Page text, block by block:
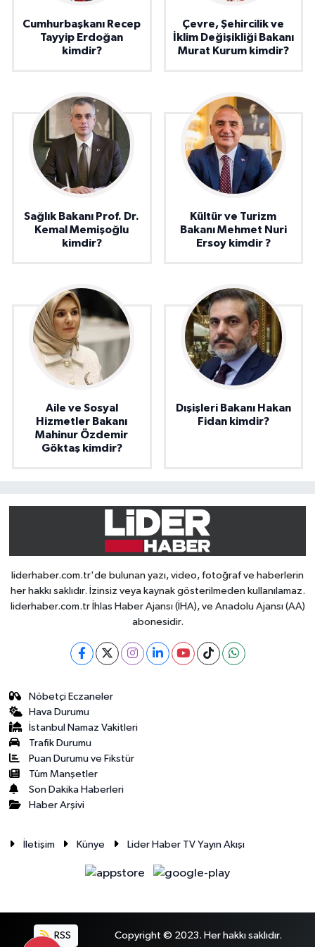
Cumhurbaşkanı Recep
Tayyip Erdoğan
kimdir?
Çevre, Şehircilik ve
İklim Değişikliği Bakanı
Murat Kurum kimdir?
Sağlık Bakanı Prof. Dr.
Kemal Memişoğlu
kimdir?
Kültür ve Turizm
Bakanı Mehmet Nuri
Ersoy kimdir ?
Aile ve Sosyal
Hizmetler Bakanı
Mahinur Özdemir
Göktaş kimdir?
Dışişleri Bakanı Hakan
Fidan kimdir?
liderhaber.com.tr'de bulunan yazı, video, fotoğraf ve haberlerin
her hakkı saklıdır. İzinsiz veya kaynak gösterilmeden kullanılamaz.
liderhaber.com.tr İhlas Haber Ajansı (İHA), ve Anadolu Ajansı (AA)
abonesidir.
Nöbetçi Eczaneler
Hava Durumu
İstanbul Namaz Vakitleri
Trafik Durumu
Puan Durumu ve Fikstür
Tüm Manşetler
Son Dakika Haberleri
Haber Arşivi
İletişim Künye Lider Haber TV Yayın Akışı
RSS Copyright © 2023. Her hakkı saklıdır.